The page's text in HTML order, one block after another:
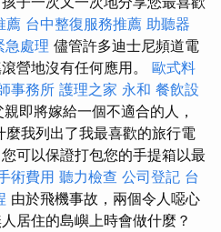
薦 台中整復服務推薦 助聽器
急處理 儘管許多迪士尼頻道電
營地沒有任何應用。 歐式料
事務所 護理之家 永和 餐飲設
即將嫁給一個不適合的人，
我列出了我最喜歡的旅行電
可以保證打包您的手提箱以最
術費用 聽力檢查 公司登記 台
由於飛機事故，兩個令人噁心
居住的島嶼上時會做什麼？